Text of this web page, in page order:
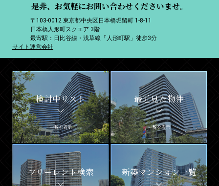
是非、お気軽にお問い合わせくださいませ。
〒103-0012 東京都中央区日本橋堀留町 1-8-11
日本橋人形町スクエア 3階
最寄駅：日比谷線・浅草線「人形町駅」徒歩3分
サイト運営会社
検討中リスト
一覧を表示
最近見た物件
一覧を表示
フリーレント検索 新築マンション一覧